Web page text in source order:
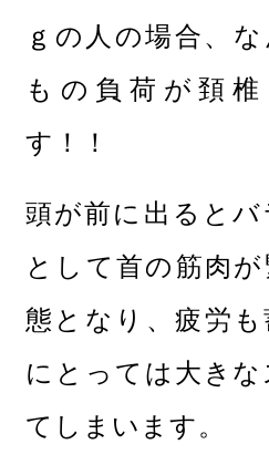
ｇの人の場合、
もの負荷が頚
す！！
頭が前に出るとバ
として首の筋肉
態となり、疲労
にとっては大き
てしまいます。